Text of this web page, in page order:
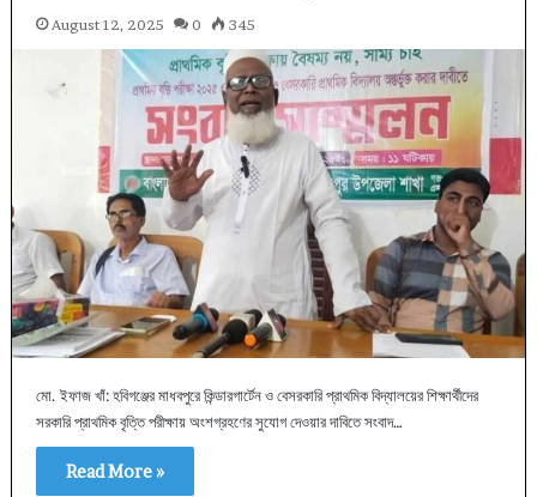
August 12, 2025 0 345
মো. ইফাজ খাঁ: হবিগঞ্জের মাধবপুরে কিন্ডারগার্টেন ও বেসরকারি প্রাথমিক বিদ্যালয়ের শিক্ষার্থীদের
সরকারি প্রাথমিক বৃত্তি পরীক্ষায় অংশগ্রহণের সুযোগ দেওয়ার দাবিতে সংবাদ…
Read More »